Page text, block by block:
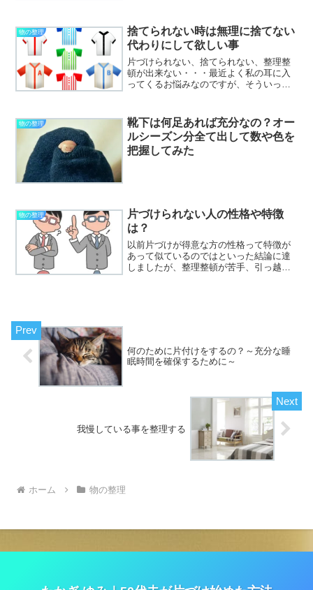
ずなのにあまり気にならな...
物の整理
捨てられない時は無理に捨てない
代わりにして欲しい事
片づけられない、捨てられない、整理整
頓が出来ない・・・最近よく私の耳に入
ってくるお悩みなのですが、そういった
すね。捨てる事には強い罪悪感を持って
いても買ったりもらったり...
物の整理
靴下は何足あれば充分なの？オー
ルシーズン分全て出して数や色を
把握してみた
物の整理
片づけられない人の性格や特徴
は？
以前片づけが得意な方の性格って特徴が
あって似ているのではといった結論に達
しましたが、整理整頓が苦手、引っ越し
何のために片付けをするの？～充分な睡
眠時間を確保するために～
我慢している事を整理する
ホーム 物の整理